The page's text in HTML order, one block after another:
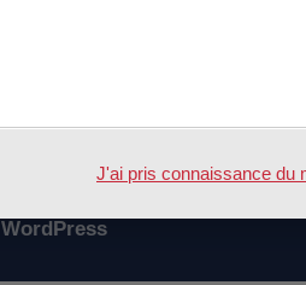
WordPress
J'ai pris connaissance du